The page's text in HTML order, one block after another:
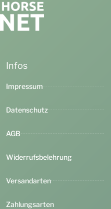
Infos
Impressum
Datenschutz
AGB
Widerrufsbelehrung
Versandarten
Zahlungsarten